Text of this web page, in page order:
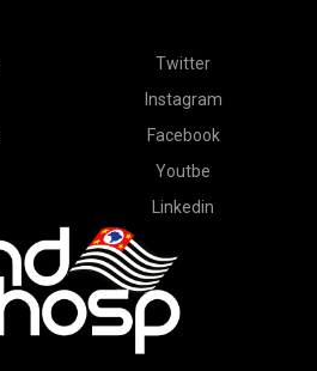
Twitter
Instagram
Facebook
Youtbe
Linkedin